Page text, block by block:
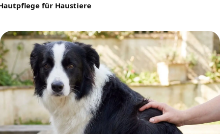
für Haustiere